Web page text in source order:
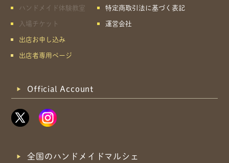
共有方法を選択
ハンドメイド体験教室
入場チケット
出店お申し込み
出店者専用ページ
特定商取引法に基づく表記
運営会社
Official Account
全国のハンドメイドマルシェ